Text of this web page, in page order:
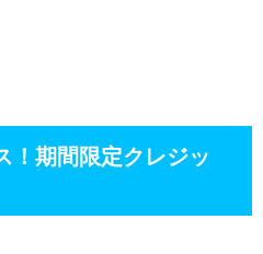
！期間限定クレジッ